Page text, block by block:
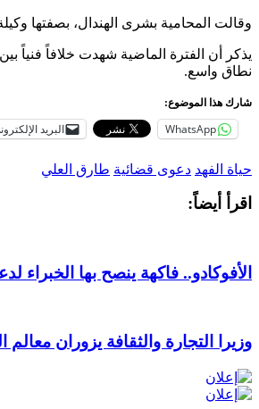
وقالت المحامية بشرى الهندال، بصفتها
يذكر أن الفترة الماضية شهدت خلافاً فنياً
نطاق واسع.
شارك هذا الموضوع:
WhatsApp البريد
حياة الفهد دعوى قضائية طارق العلي
اقرأ أيضاً:
الأفوكادو.. فاكهة ينصح بها الخبراء
وزيرا التجارة والثقافة يزوران